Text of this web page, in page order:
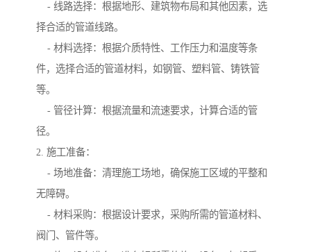
- 线路选择：根据地形、建筑物布局和其他因素，选
择合适的管道线路。
- 材料选择：根据介质特性、工作压力和温度等条
件，选择合适的管道材料，如钢管、塑料管、铸铁管
等。
- 管径计算：根据流量和流速要求，计算合适的管
径。
2. 施工准备：
- 场地准备：清理施工场地，确保施工区域的平整和
无障碍。
- 材料采购：根据设计要求，采购所需的管道材料、
阀门、管件等。